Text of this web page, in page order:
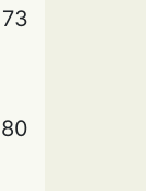
73
80